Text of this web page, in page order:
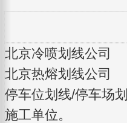
北京冷喷划线公司
北京热熔划线公司
停车位划线/停车场
施工单位。